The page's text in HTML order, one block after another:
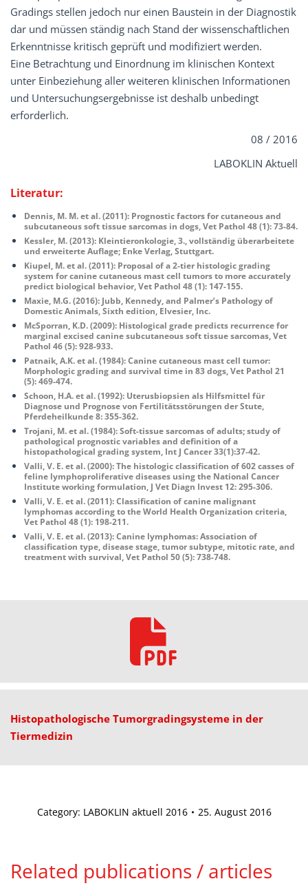
Gradings stellen jedoch nur einen Baustein in der Diagnostik
dar und müssen ständig nach Stand der wissenschaftlichen
Erkenntnisse kritisch geprüft und modifiziert werden.
Eine Betrachtung und Einordnung im klinischen Kontext
unter Einbeziehung aller weiteren klinischen Informationen
und Untersuchungsergebnisse ist deshalb unbedingt
erforderlich.
08 / 2016
LABOKLIN Aktuell
Literatur:
Dennis, M. M. et al. (2011): Prognostic factors for cutaneous and
subcutaneous soft tissue sarcomas in dogs, Vet Pathol 48 (1): 73-84.
Kessler, M. (2013): Kleintieronkologie, 3., vollständig überarbeitete
und erweiterte Auflage; Enke Verlag, Stuttgart.
Kiupel, M. et al. (2011): Proposal of a 2-tier histologic grading
system for canine cutaneous mast cell tumors to more accurately
predict biological behavior, Vet Pathol 48 (1): 147-155.
Maxie, M.G. (2016): Jubb, Kennedy, and Palmer’s Pathology of
Domestic Animals, Sixth edition, Elvesier, Inc.
McSporran, K.D. (2009): Histological grade predicts recurrence for
marginal excised canine subcutaneous soft tissue sarcomas, Vet
Pathol 46 (5): 928-933.
Patnaik, A.K. et al. (1984): Canine cutaneous mast cell tumor:
Morphologic grading and survival time in 83 dogs, Vet Pathol 21
(5): 469-474.
Schoon, H.A. et al. (1992): Uterusbiopsien als Hilfsmittel für
Diagnose und Prognose von Fertilitätsstörungen der Stute,
Pferdeheilkunde 8: 355-362.
Trojani, M. et al. (1984): Soft-tissue sarcomas of adults; study of
pathological prognostic variables and definition of a
histopathological grading system, Int J Cancer 33(1):37-42.
Valli, V. E. et al. (2000): The histologic classification of 602 casses of
feline lymphoproliferative diseases using the National Cancer
Institute working formulation, J Vet Diagn Invest 12: 295-306.
Valli, V. E. et al. (2011): Classification of canine malignant
lymphomas according to the World Health Organization criteria,
Vet Pathol 48 (1): 198-211.
Valli, V. E. et al. (2013): Canine lymphomas: Association of
classification type, disease stage, tumor subtype, mitotic rate, and
treatment with survival, Vet Pathol 50 (5): 738-748.
Histopathologische Tumorgradingsysteme in der
Tiermedizin
Category: LABOKLIN aktuell 2016 25. August 2016
Related publications / articles